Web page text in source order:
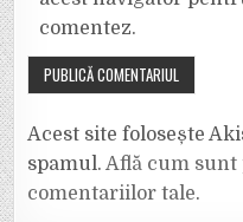
comentez.
Acest site folosește
spamul.Află cum sunt
comentariilor tale.